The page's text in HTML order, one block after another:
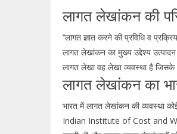
लागत लेखांकन की
‘‘लागत ज्ञात करने की प्रविधि व
लागत लेखांकन का मुख्य उद्देश्य उत्पादन
लागत लेखा वह लेखा व्यवस्था है जिसके
लागत लेखांकन का
भारत में लागत लेखांकन की व्यवस्था
Indian Institute of Cost and